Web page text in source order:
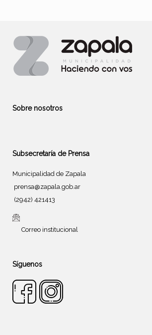
Sobre nosotros
Subsecretaría de Prensa
Municipalidad de Zapala
prensa@zapala.gob.ar
(2942) 421413
Correo institucional
Síguenos